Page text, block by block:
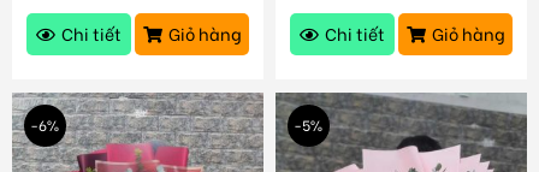
Chi tiết
Giỏ hàng
Chi tiết
Giỏ hàng
-6% -5%